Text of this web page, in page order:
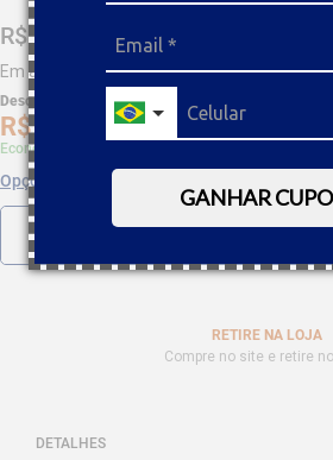
GANHAR
R$ 5
Em até 5,07sem juros
Desc. de
R$
Economize 5% à vista com Boleto, PIX
Opções de parcelamento
RETIRE NA LOJA
Compre no site e retire
DETALHES